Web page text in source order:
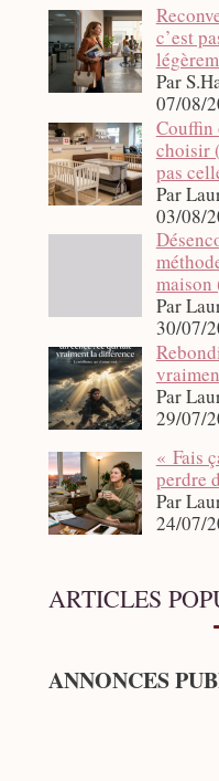
c’est
Par
07/08/
Couffin
choisir
pas
Par
03/08/
maison
Par
30/07/
Par
29/07/
« Fais
perdre
Par
24/07/
ARTICLES
ANNONCES